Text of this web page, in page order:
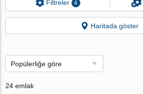
Filtreler 4
Haritada göster
Popülerliğe göre
24 emlak